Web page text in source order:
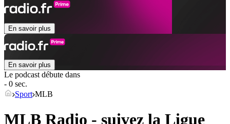
En savoir plus
En savoir plus
Le podcast débute dans
- 0 sec.
Sport MLB
MLB Radio - suivez la Ligue